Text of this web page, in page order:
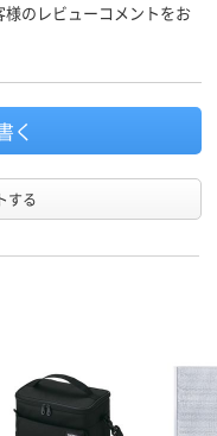
のレビューコメントをお
く
する